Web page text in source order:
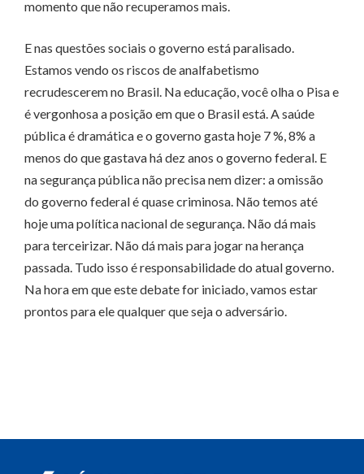
momento que não recuperamos mais.
E nas questões sociais o governo está paralisado.
Estamos vendo os riscos de analfabetismo
recrudescerem no Brasil. Na educação, você olha o Pisa e
é vergonhosa a posição em que o Brasil está. A saúde
pública é dramática e o governo gasta hoje 7 %, 8% a
menos do que gastava há dez anos o governo federal. E
na segurança pública não precisa nem dizer: a omissão
do governo federal é quase criminosa. Não temos até
hoje uma política nacional de segurança. Não dá mais
para terceirizar. Não dá mais para jogar na herança
passada. Tudo isso é responsabilidade do atual governo.
Na hora em que este debate for iniciado, vamos estar
prontos para ele qualquer que seja o adversário.